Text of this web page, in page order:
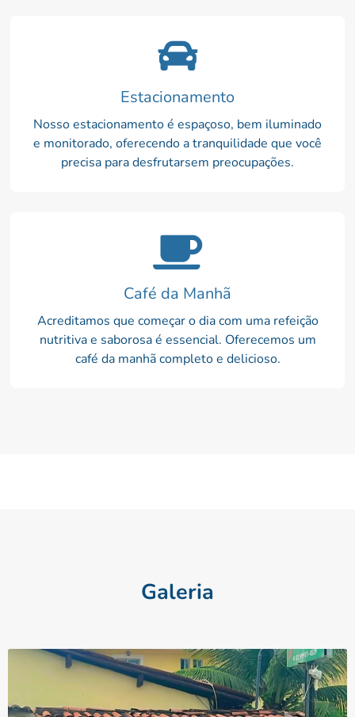
Estacionamento
Nosso estacionamento é espaçoso, bem iluminado
e monitorado, oferecendo a tranquilidade que você
precisa para desfrutarsem preocupações.
Café da Manhã
Acreditamos que começar o dia com uma refeição
nutritiva e saborosa é essencial. Oferecemos um
café da manhã completo e delicioso.
Galeria